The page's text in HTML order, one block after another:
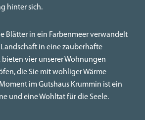
hinter sich.
Blätter in ein Farbenmeer verwandelt
in eine zauberhafte
bieten vier unserer Wohnungen
die Sie mit wohliger Wärme
im Gutshaus Krummin ist ein
und eine Wohltat für die Seele.